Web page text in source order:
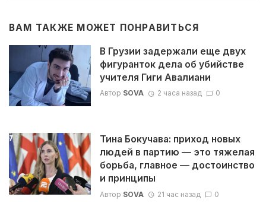
ВАМ ТАКЖЕ МОЖЕТ ПОНРАВИТЬСЯ
В Грузии задержали еще двух
фигуранток дела об убийстве
учителя Гиги Авалиани
Автор SOVA 2 часа назад 0
Тина Бокучава: приход новых
людей в партию — это тяжелая
борьба, главное — достоинство
и принципы
Автор SOVA 21 час назад 0